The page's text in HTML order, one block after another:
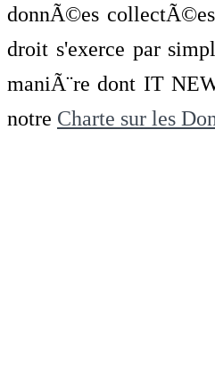
donnÃ©es
droit s'exerce par
maniÃ¨re dont IT
notre Charte sur les